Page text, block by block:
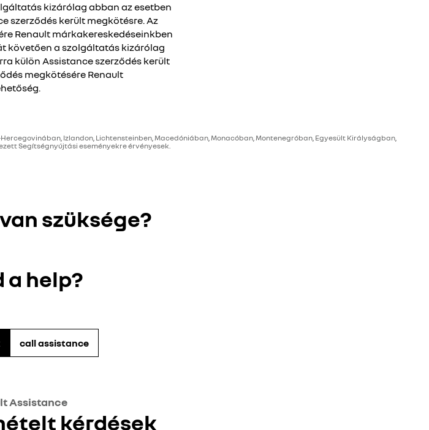
kizárólag abban az esetben
szerződés került megkötésre. Az
Renault márkakereskedéseinkben
követően a szolgáltatás kizárólag
külön Assistance szerződés került
megkötésére Renault
Izlandon, Lichtensteinben, Macedóniában, Monacóban, Montenegróban, Egyesült Királyságban,
Segítségnyújtási eseményekre érvényesek.
szüksége?
a help?
call assistance
Assistance
kérdések